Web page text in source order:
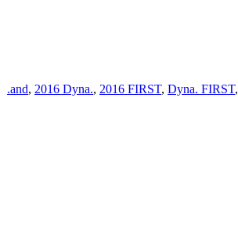
, 2016 Dyna., 2016 FIRST, Dyna. FIRST,